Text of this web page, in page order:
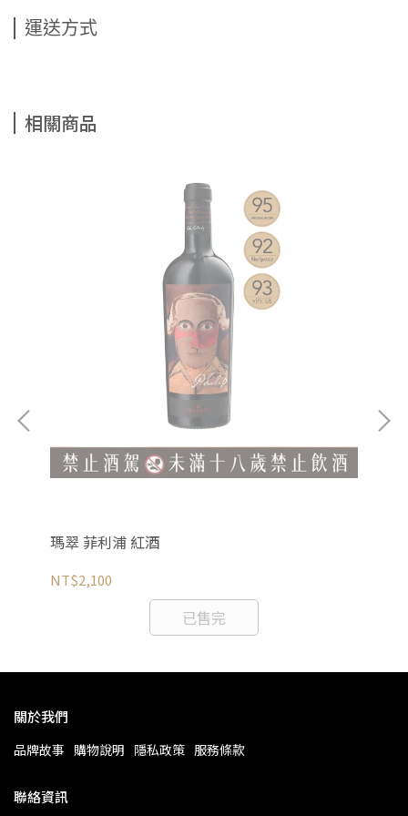
運送方式
相關商品
瑪翠 菲利浦 紅酒
NT$2,100
已售完
關於我們
品牌故事 購物說明 隱私政策 服務條款
聯絡資訊